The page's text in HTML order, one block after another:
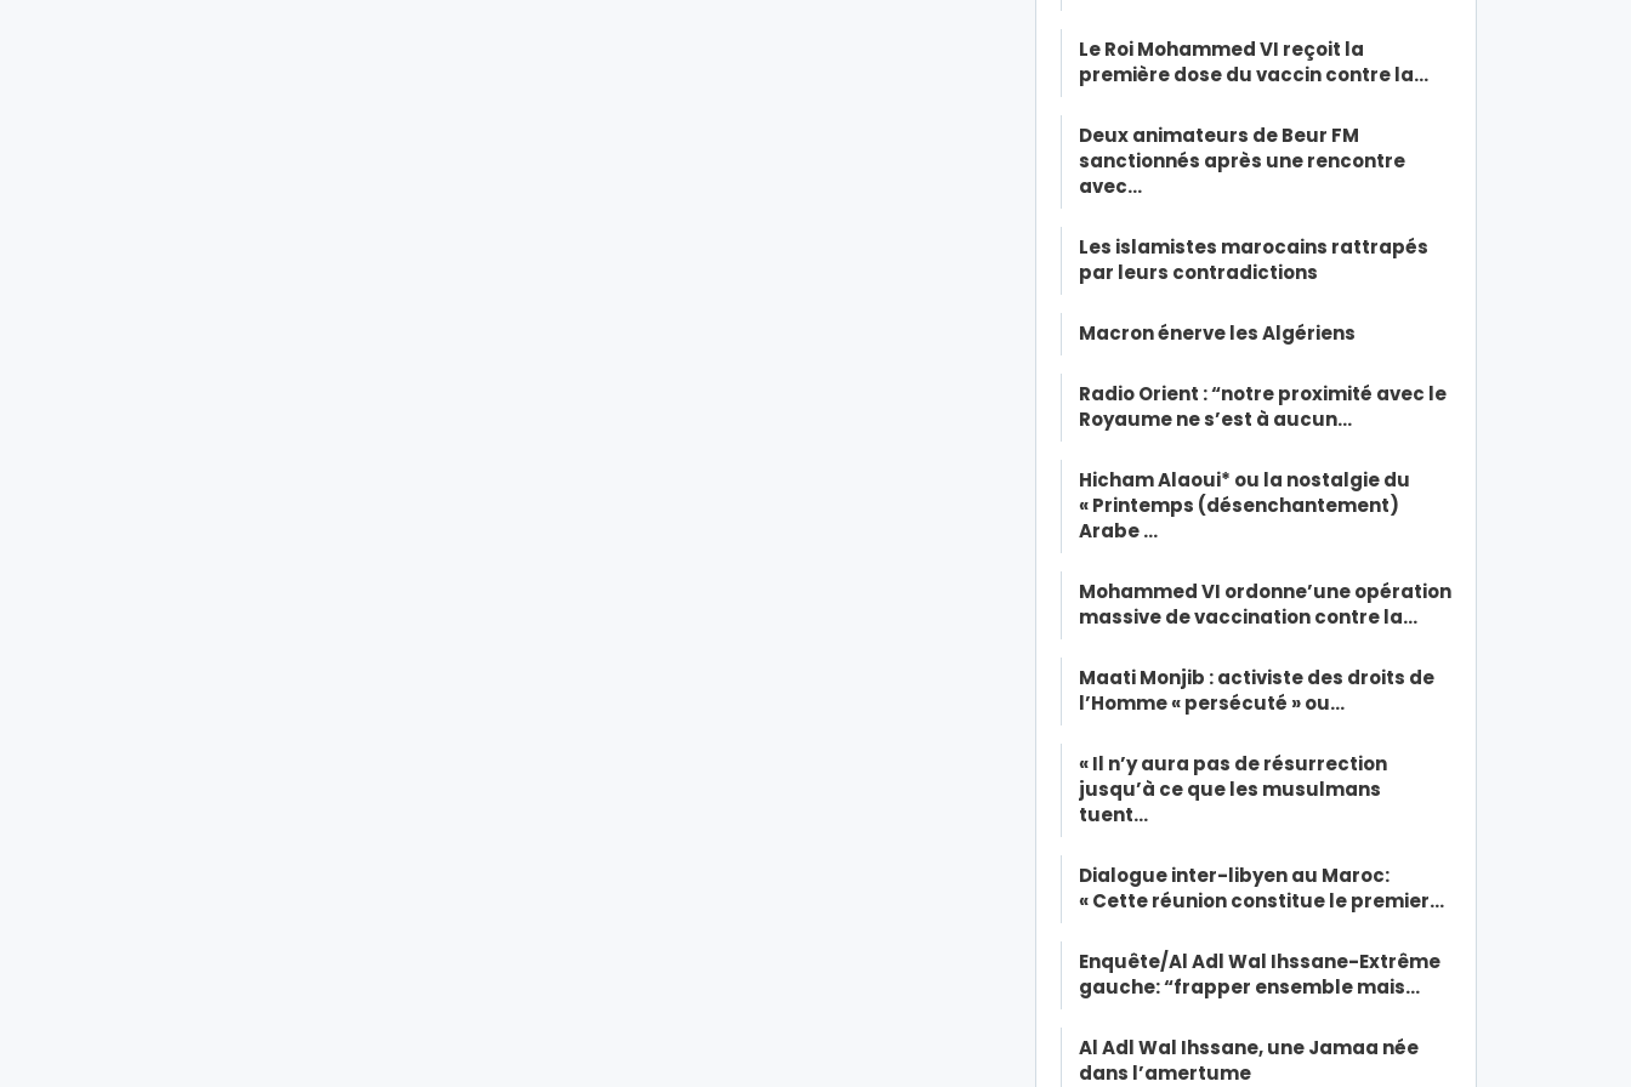
Le Roi Mohammed VI reçoit la
première dose du vaccin contre la…
Deux animateurs de Beur FM
sanctionnés après une rencontre
avec…
Les islamistes marocains rattrapés
par leurs contradictions
Macron énerve les Algériens
Radio Orient : “notre proximité avec le
Royaume ne s’est à aucun…
Hicham Alaoui* ou la nostalgie du
« Printemps (désenchantement)
Arabe …
Mohammed VI ordonne’une opération
massive de vaccination contre la…
Maati Monjib : activiste des droits de
l’Homme « persécuté » ou…
« Il n’y aura pas de résurrection
jusqu’à ce que les musulmans
tuent…
Dialogue inter-libyen au Maroc:
« Cette réunion constitue le premier…
Enquête/Al Adl Wal Ihssane-Extrême
gauche: “frapper ensemble mais…
Al Adl Wal Ihssane, une Jamaa née
dans l’amertume